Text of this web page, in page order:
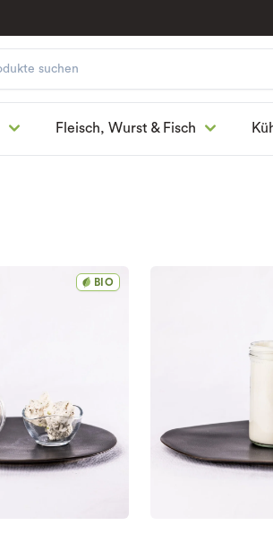
Fleisch, Wurst & Fisch
BIO